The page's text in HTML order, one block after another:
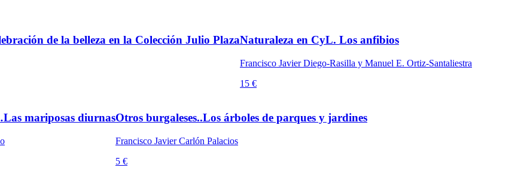
de la belleza en la Colección Julio PlazaNaturaleza en CyL. Los anfibios
Francisco Javier Diego-Rasilla y Manuel E. Ortiz-Santaliestra
15 €
mariposas diurnasOtros burgaleses..Los árboles de parques y jardines
Francisco Javier Carlón Palacios
5 €